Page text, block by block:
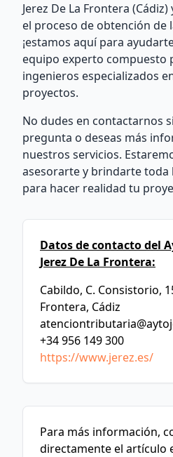
Jerez De La Frontera
el proceso de obtención de
¡estamos aquí para
equipo experto compuesto
ingenieros especializados
proyectos.
No dudes en contactarnos
pregunta o deseas más
nuestros servicios.
asesorarte y brindarte toda
para hacer realidad tu
Datos de contacto del
Jerez De La Frontera:
Cabildo, C. Consistorio,
Frontera, Cádiz
+34 956 149 300
https://www.jerez.es/
Para más información,
directamente el artículo